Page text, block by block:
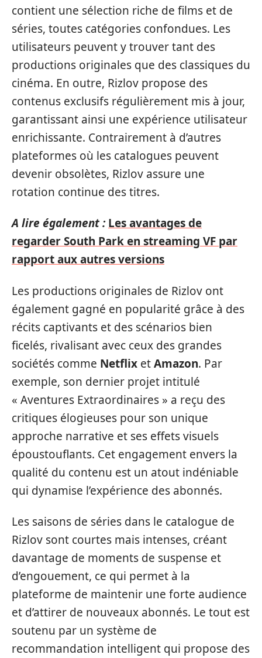
contient une sélection riche de films et de
séries, toutes catégories confondues. Les
utilisateurs peuvent y trouver tant des
productions originales que des classiques du
cinéma. En outre, Rizlov propose des
contenus exclusifs régulièrement mis à jour,
garantissant ainsi une expérience utilisateur
enrichissante. Contrairement à d’autres
plateformes où les catalogues peuvent
devenir obsolètes, Rizlov assure une
rotation continue des titres.
A lire également : Les avantages de
regarder South Park en streaming VF par
rapport aux autres versions
Les productions originales de Rizlov ont
également gagné en popularité grâce à des
récits captivants et des scénarios bien
ficelés, rivalisant avec ceux des grandes
sociétés comme Netflix etAmazon. Par
exemple, son dernier projet intitulé
« Aventures Extraordinaires » a reçu des
critiques élogieuses pour son unique
approche narrative et ses effets visuels
époustouflants. Cet engagement envers la
qualité du contenu est un atout indéniable
qui dynamise l’expérience des abonnés.
Les saisons de séries dans le catalogue de
Rizlov sont courtes mais intenses, créant
davantage de moments de suspense et
d’engouement, ce qui permet à la
plateforme de maintenir une forte audience
et d’attirer de nouveaux abonnés. Le tout est
soutenu par un système de
recommandation intelligent qui propose des